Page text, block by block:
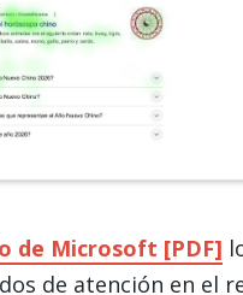
de Microsoft [PDF]
de atención en el